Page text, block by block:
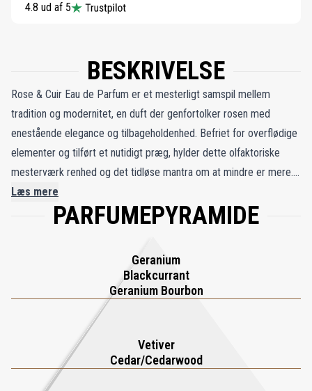
4.8 ud af 5
BESKRIVELSE
Rose & Cuir Eau de Parfum er et mesterligt samspil mellem
tradition og modernitet, en duft der genfortolker rosen med
enestående elegance og tilbageholdenhed. Befriet for overflødige
elementer og tilført et nutidigt præg, hylder dette olfaktoriske
mesterværk renhed og det tidløse mantra om at mindre er mere. I
hjertet giver timutpeber, geranium bourbon og solbær en frisk,
krydret vitalitet, som skaber en livlig åbning, der fortryller
mørk, mystisk læderakkord fascinerer med sin stille intensitet.
Kompositionen forankres af IsoButyl Quinoline, et dristigt bittert
molekyle, der leder tankerne mod jazzalderens mod og tilfører et
uventet strejf af dramatik og raffinement. Resultatet er en duft,
der balancerer strålende friskhed med afdæmpet sensualitet og
forvandler velkendte blomsteragtige noter til et modigt, moderne
statement. Rose & Cuir er en symfoni af kontraster, en tidløs
Læs mere
PARFUMEPYRAMIDE
Geranium
Blackcurrant
Geranium Bourbon
Vetiver
Cedar/Cedarwood